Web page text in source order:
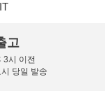
고
3시 이전
당일 발송